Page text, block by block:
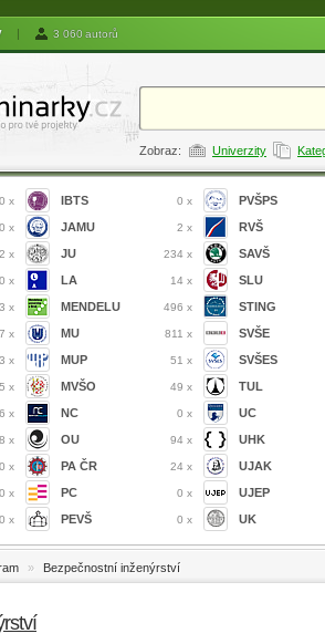
| 3 060 autorů
Zobraz: Univerzity
0 x
0 x
2 x
0 x
3 x
x
x
x
x
x
0 x
0 x
0 x
IBTS 0 x
JAMU 2 x
JU 234 x
LA 14 x
MENDELU 496 x
MU 811 x
MUP 51 x
MVŠO 49 x
NC 0 x
OU 94 x
PA ČR 24 x
PC 0 x
PEVŠ 0 x
PVŠPS
RVŠ
SAVŠ
SLU
STING
SVŠE
SVŠES
TUL
UC
UHK
UJAK
UJEP
UK
» Bezpečnostní inženýrství